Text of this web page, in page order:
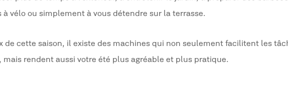
à vélo ou simplement à vous détendre sur la terrasse.
de cette saison, il existe des machines qui non seulement facilitent les
mais rendent aussi votre été plus agréable et plus pratique.